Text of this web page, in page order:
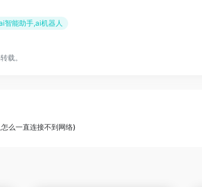
智能助手,ai机器人
载。
么一直连接不到网络)